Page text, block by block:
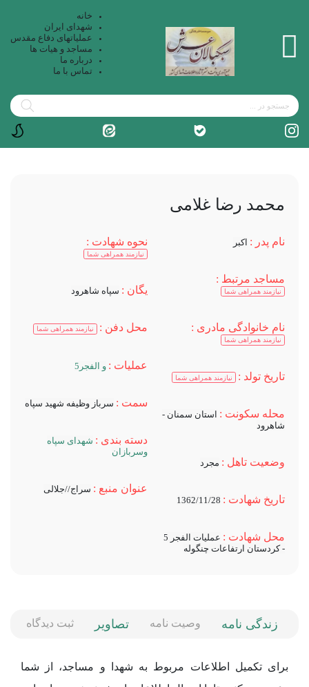
خانه
شهدای ایران
عملیاتهای دفاع مقدس
مساجد و هیات ها
درباره ما
تماس با ما
محمد رضا غلامی
نام پدر : اکبر
مساجد مرتبط :
نیازمند همراهی شما
نام خانوادگی مادری :
نیازمند همراهی شما
تاریخ تولد : نیازمند همراهی شما
محله سکونت : استان سمنان -
شاهرود
وضعیت تاهل : مجرد
تاریخ شهادت : 1362/11/28
محل شهادت :
عملیات الفجر 5
- کردستان ارتفاعات چنگوله
نحوه شهادت :
نیازمند همراهی شما
یگان : سپاه شاهرود
محل دفن : نیازمند همراهی شما
عملیات : و الفجر5
سمت : سرباز وظیفه شهید سپاه
دسته بندی : شهدای سپاه
وسربازان
عنوان منبع : سراج//جلالی
زندگی نامه وصیت نامه تصاویر ثبت دیدگاه
برای تکمیل اطلاعات مربوط به شهدا و مساجد، از شما